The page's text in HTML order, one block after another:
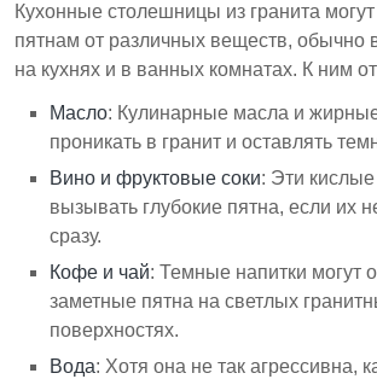
Кухонные столешницы из гранита
пятнам от различных веществ, обычно
на кухнях и в ванных комнатах. К ним
Масло: Кулинарные масла и
проникать в гранит и оставлять
Вино и фруктовые соки: Эти
вызывать глубокие пятна, если их
сразу.
Кофе и чай: Темные напитки могут
заметные пятна на светлых
поверхностях.
Вода: Хотя она не так агрессивна,